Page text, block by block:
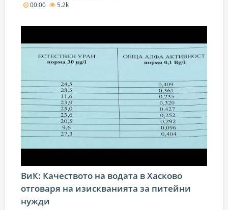
00:00
5.2k
ВиК: Качеството на водата в Хасково
отговаря на изискванията за питейни
нужди